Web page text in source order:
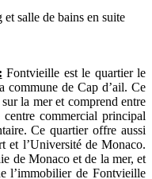
salle de bains en suite
Fontvieille est le quartier le
commune de Cap d’ail. Ce
la mer et comprend entre
commercial principal
Ce quartier offre aussi
et l’Université de Monaco.
de Monaco et de la mer, et
l’immobilier de Fontvieille